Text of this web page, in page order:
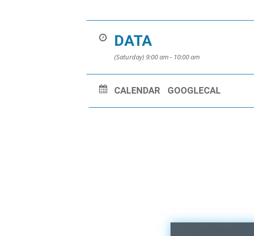
DATA
(Saturday) 9:00 am - 10:00 am
CALENDAR GOOGLECAL